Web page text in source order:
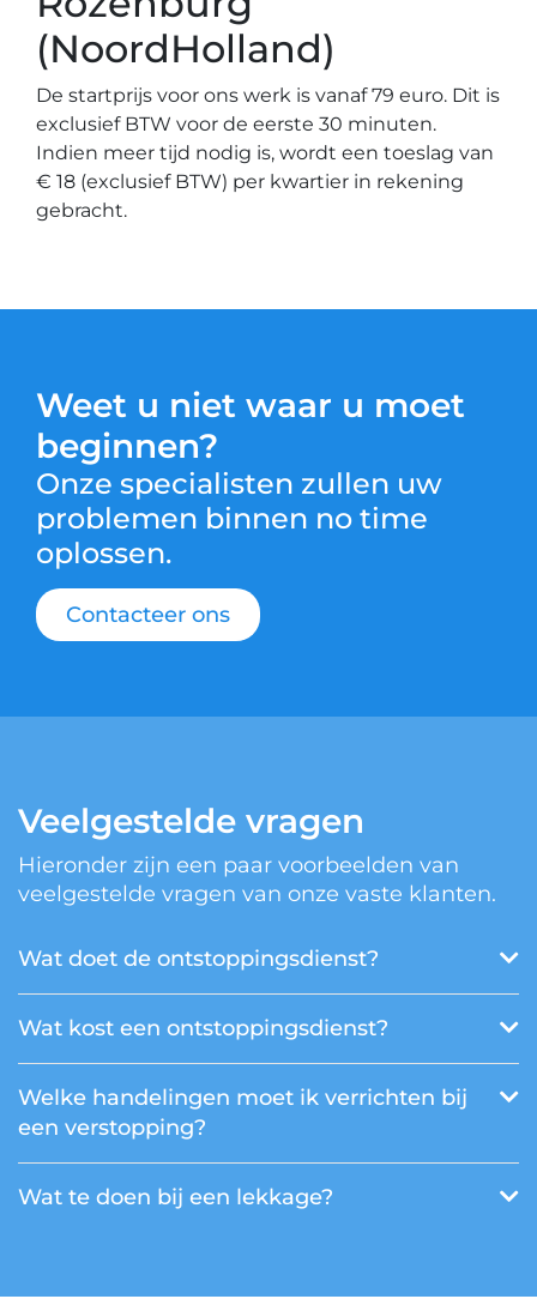
(NoordHolland)
De startprijs voor ons werk is vanaf 79 euro. Dit is
exclusief BTW voor de eerste 30 minuten.
Indien meer tijd nodig is, wordt een toeslag van
€ 18 (exclusief BTW) per kwartier in rekening
gebracht.
Weet u niet waar u moet
beginnen?
Onze specialisten zullen uw
problemen binnen no time
oplossen.
Contacteer ons
Veelgestelde vragen
Hieronder zijn een paar voorbeelden van
veelgestelde vragen van onze vaste klanten.
Wat doet de ontstoppingsdienst?
Wat kost een ontstoppingsdienst?
Welke handelingen moet ik verrichten bij
een verstopping?
Wat te doen bij een lekkage?